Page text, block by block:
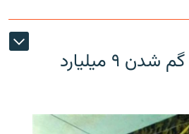
بانک مرکزی ایران گم شدن ۹ میلیارد